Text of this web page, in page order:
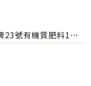
拔全聯蓊菜2件15公斤，撒東農牌23號有機質肥料10，撒東農牌1號有機質肥料10，翻土4.10.15.16，播種10，翻土，灌溉蓊菜10。